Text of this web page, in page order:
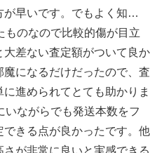
が早いです。でもよく知…
のなので比較的傷が目立
差ない査定額がついて良か
になるだけだったので、査
進められてとても助かりま
ながらでも発送本数をフ
きる点が良かったです。他
が非常に良いと実感できる